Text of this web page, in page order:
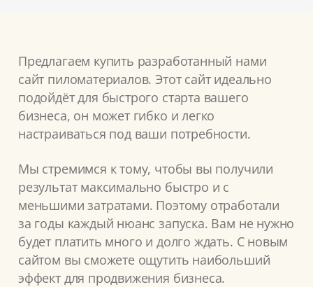
Предлагаем купить разработанный нами
сайт пиломатериалов. Этот сайт идеально
подойдёт для быстрого старта вашего
бизнеса, он может гибко и легко
настраиваться под ваши потребности.
Мы стремимся к тому, чтобы вы получили
результат максимально быстро и с
меньшими затратами. Поэтому отработали
за годы каждый нюанс запуска. Вам не нужно
будет платить много и долго ждать. С новым
сайтом вы сможете ощутить наибольший
эффект для продвижения бизнеса.